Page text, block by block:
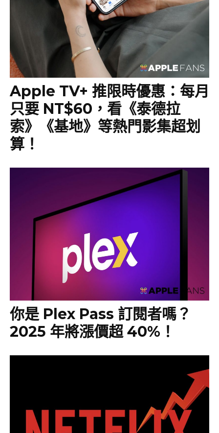
Apple TV+ 推限時優惠：每月
只要 NT$60，看《泰德拉
索》《基地》等熱門影集超划
算！
你是 Plex Pass 訂閱者嗎？
2025 年將漲價超 40%！